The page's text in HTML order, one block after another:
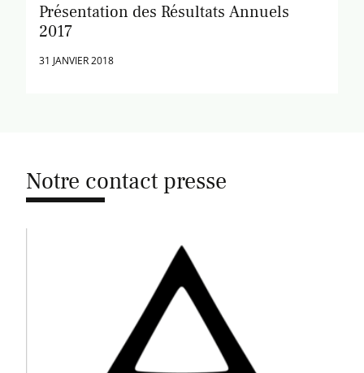
Présentation des Résultats Annuels
2017
31 JANVIER 2018
Notre contact presse